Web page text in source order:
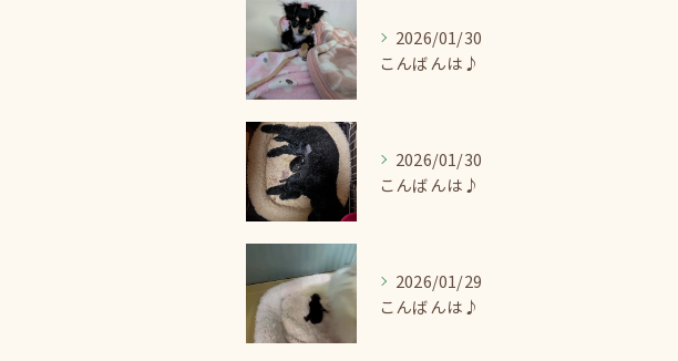
2026/01/30
こんばんは♪
2026/01/30
こんばんは♪
2026/01/29
こんばんは♪